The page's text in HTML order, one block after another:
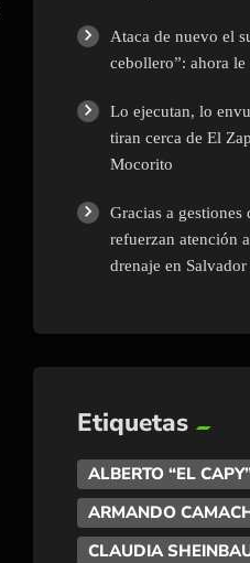
Ataca de nuevo el
cebollero”: ahora
Lo ejecutan, lo
tiran cerca de El
Mocorito
Gracias a
refuerzan atención
drenaje en
Etiquetas
ALBERTO “EL
ARMANDO
CLAUDIA